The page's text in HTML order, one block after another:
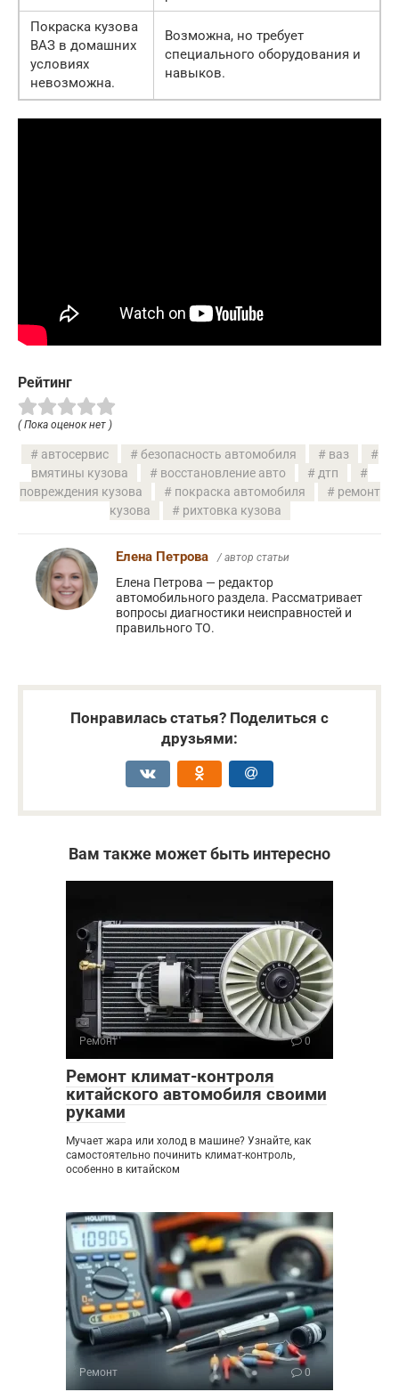
Покраска кузова
ВАЗ в домашних
условиях
невозможна.
Возможна, но требует
специального оборудования и
навыков.
Рейтинг
( Пока оценок нет )
автосервис безопасность автомобиля
ваз
вмятины кузова
восстановление авто
дтп
повреждения кузова
покраска автомобиля
ремонт
кузова
рихтовка кузова
Елена Петрова / автор статьи
Елена Петрова — редактор
автомобильного раздела. Рассматривает
вопросы диагностики неисправностей и
правильного ТО.
Понравилась статья? Поделиться с
друзьями:
Вам также может быть интересно
Ремонт 0
Ремонт климат-контроля
китайского автомобиля своими
руками
Мучает жара или холод в машине? Узнайте, как
самостоятельно починить климат-контроль,
особенно в китайском
Ремонт 0